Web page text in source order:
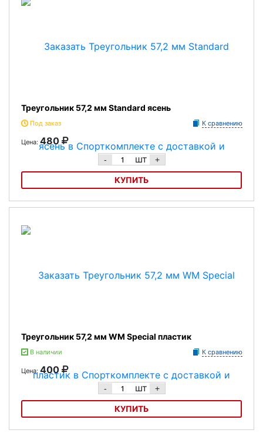
Треугольник 57,2 мм Standard ясень
Под заказ К сравнению
Цена: 480
- шт +
КУПИТЬ
Треугольник 57,2 мм Standard ясень
Треугольник 57,2 мм WM Special пластик
В наличии К сравнению
Цена: 400
- шт +
КУПИТЬ